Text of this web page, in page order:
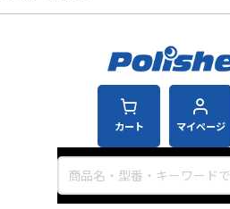
カート マイページ